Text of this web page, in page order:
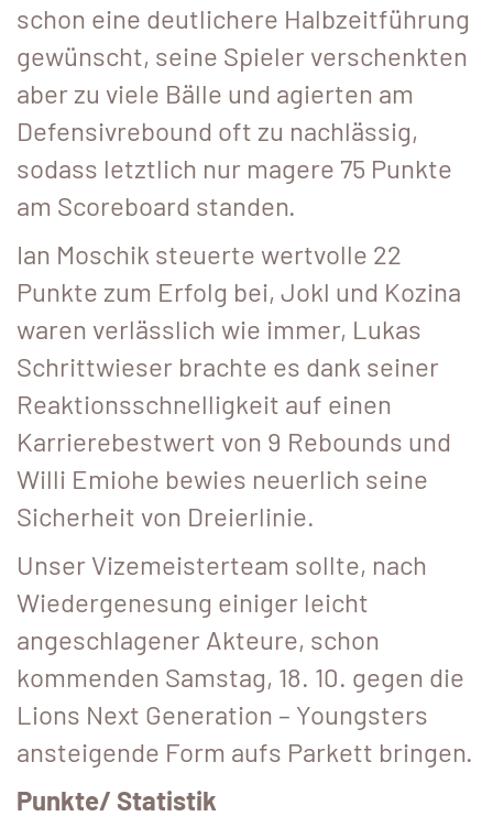
schon eine deutlichere Halbzeitführung
gewünscht, seine Spieler verschenkten
aber zu viele Bälle und agierten am
Defensivrebound oft zu nachlässig,
sodass letztlich nur magere 75 Punkte
am Scoreboard standen.
Ian Moschik steuerte wertvolle 22
Punkte zum Erfolg bei, Jokl und Kozina
waren verlässlich wie immer, Lukas
Schrittwieser brachte es dank seiner
Reaktionsschnelligkeit auf einen
Karrierebestwert von 9 Rebounds und
Willi Emiohe bewies neuerlich seine
Sicherheit von Dreierlinie.
Unser Vizemeisterteam sollte, nach
Wiedergenesung einiger leicht
angeschlagener Akteure, schon
kommenden Samstag, 18. 10. gegen die
Lions Next Generation – Youngsters
ansteigende Form aufs Parkett bringen.
Punkte/ Statistik